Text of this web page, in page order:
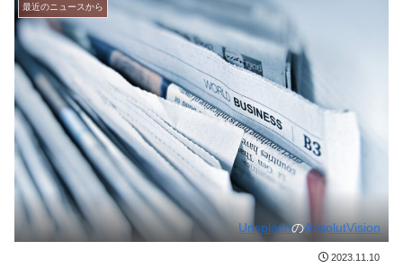
最近のニュースから
UnsplashのAbsolutVision
2023.11.10